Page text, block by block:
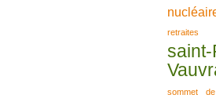
retraites
sommet